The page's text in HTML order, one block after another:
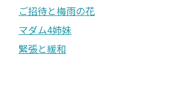
ご招待と梅雨の花
マダム4姉妹
緊張と緩和